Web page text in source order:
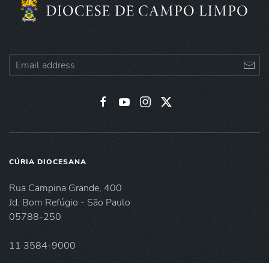
CÚRIA DIOCESANA
Rua Campina Grande, 400
Jd. Bom Refúgio - São Paulo
05788-250
11 3584-9000